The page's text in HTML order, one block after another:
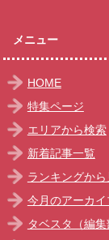
メニュー
HOME
特集ページ
エリアから検索
新着記事一覧
ランキングか
今月のアーカイ
タベスタ（編集